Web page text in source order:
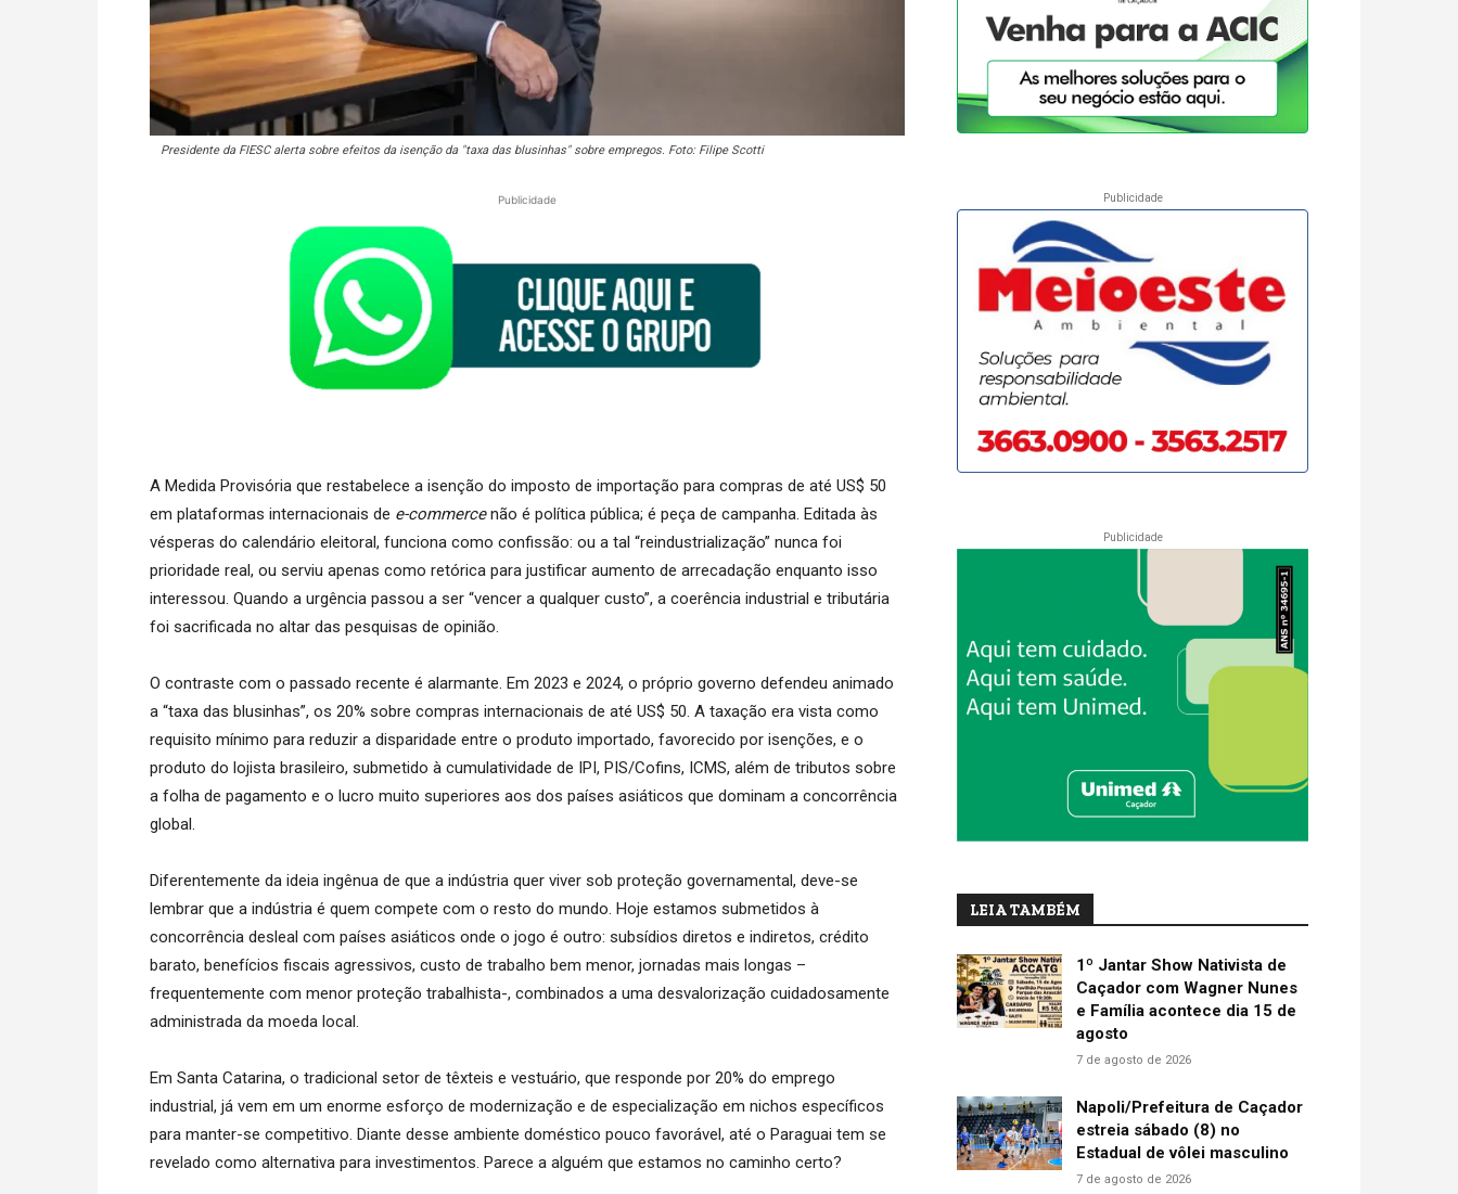
Presidente da FIESC alerta sobre efeitos da isenção da "taxa das blusinhas" sobre empregos. Foto: Filipe Scotti
Publicidade
A Medida Provisória que restabelece a isenção do imposto de importação para compras de até US$ 50
em plataformas internacionais de e-commercenão é política pública; é peça de campanha. Editada às
vésperas do calendário eleitoral, funciona como confissão: ou a tal “reindustrialização” nunca foi
prioridade real, ou serviu apenas como retórica para justificar aumento de arrecadação enquanto isso
interessou. Quando a urgência passou a ser “vencer a qualquer custo”, a coerência industrial e tributária
foi sacrificada no altar das pesquisas de opinião.
O contraste com o passado recente é alarmante. Em 2023 e 2024, o próprio governo defendeu animado
a “taxa das blusinhas”, os 20% sobre compras internacionais de até US$ 50. A taxação era vista como
requisito mínimo para reduzir a disparidade entre o produto importado, favorecido por isenções, e o
produto do lojista brasileiro, submetido à cumulatividade de IPI, PIS/Cofins, ICMS, além de tributos sobre
a folha de pagamento e o lucro muito superiores aos dos países asiáticos que dominam a concorrência
global.
Diferentemente da ideia ingênua de que a indústria quer viver sob proteção governamental, deve-se
lembrar que a indústria é quem compete com o resto do mundo. Hoje estamos submetidos à
concorrência desleal com países asiáticos onde o jogo é outro: subsídios diretos e indiretos, crédito
barato, benefícios fiscais agressivos, custo de trabalho bem menor, jornadas mais longas –
frequentemente com menor proteção trabalhista-, combinados a uma desvalorização cuidadosamente
administrada da moeda local.
Em Santa Catarina, o tradicional setor de têxteis e vestuário, que responde por 20% do emprego
industrial, já vem em um enorme esforço de modernização e de especialização em nichos específicos
para manter-se competitivo. Diante desse ambiente doméstico pouco favorável, até o Paraguai tem se
revelado como alternativa para investimentos. Parece a alguém que estamos no caminho certo?
Publicidade
Publicidade
LEIA TAMBÉM
1º Jantar Show Nativista de
Caçador com Wagner Nunes
e Família acontece dia 15 de
agosto
7 de agosto de 2026
Napoli/Prefeitura de Caçador
estreia sábado (8) no
Estadual de vôlei masculino
7 de agosto de 2026